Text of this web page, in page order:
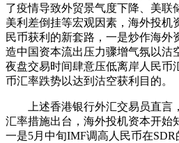
了疫情导致外贸景气度下降、美联
美利差倒挂等宏观因素，海外投机
民币获利的新套路，一是炒作海外
造中国资本流出压力骤增气氛以沽
夜盘交易时间肆意压低离岸人民币
币汇率跌势以达到沽空获利目的。
上述香港银行外汇交易员直
汇率措施出台，海外投机资本开始
一是5月中旬IMF调高人民币在